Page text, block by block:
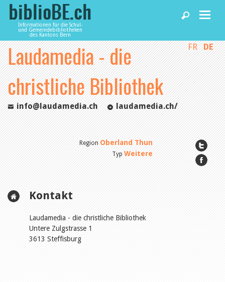
Informationen für die Schul-
und Gemeindebibliotheken
des Kantons Bern
Home
News und Fachbeiträge
Bibliotheken
Agenda
Dienstleistungen
biblioBE nutzen
FR DE
Laudamedia - die
christliche Bibliothek
info@laudamedia.ch laudamedia.ch/
RegionOberland Thun
TypWeitere
Kontakt
Laudamedia - die christliche Bibliothek
Untere Zulgstrasse 1
3613 Steffisburg